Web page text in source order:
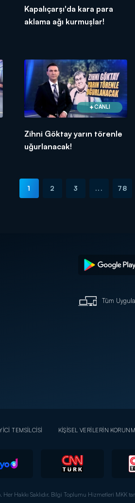
Kapalıçarşı'da kara para
aklama ağı kurmuşlar!
CANLI
Zihni Göktay yarın törenle
uğurlanacak!
1 2 3 ... 78
Tüm
TEMSİLCİSİ KİŞİSEL VERİLERİN
Hakkı Saklıdır. Bilgi Toplumu Hizmetleri MKK